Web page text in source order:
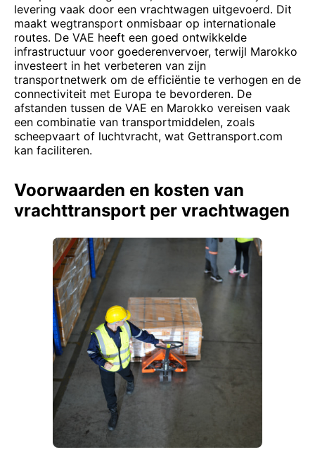
levering vaak door een vrachtwagen uitgevoerd. Dit
maakt wegtransport onmisbaar op internationale
routes. De VAE heeft een goed ontwikkelde
infrastructuur voor goederenvervoer, terwijl Marokko
investeert in het verbeteren van zijn
transportnetwerk om de efficiëntie te verhogen en de
connectiviteit met Europa te bevorderen. De
afstanden tussen de VAE en Marokko vereisen vaak
een combinatie van transportmiddelen, zoals
scheepvaart of luchtvracht, wat Gettransport.com
kan faciliteren.
Voorwaarden en kosten van
vrachttransport per vrachtwagen